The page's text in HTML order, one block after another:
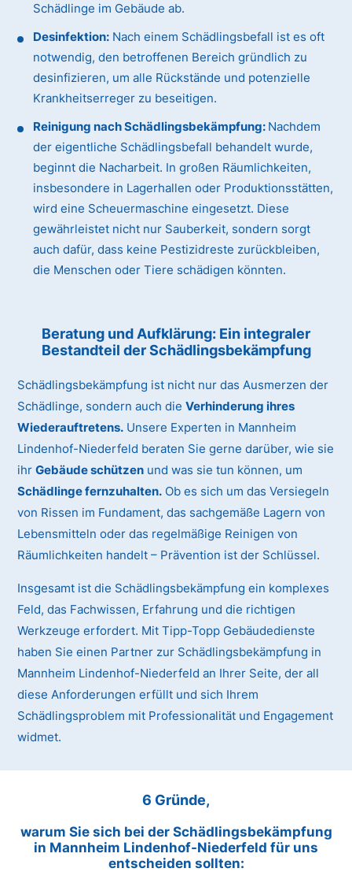
Schädlinge im Gebäude ab.
Desinfektion: Nach einem Schädlingsbefall ist es oft
notwendig, den betroffenen Bereich gründlich zu
desinfizieren, um alle Rückstände und potenzielle
Krankheitserreger zu beseitigen.
Reinigung nach Schädlingsbekämpfung: Nachdem
der eigentliche Schädlingsbefall behandelt wurde,
beginnt die Nacharbeit. In großen Räumlichkeiten,
insbesondere in Lagerhallen oder Produktionsstätten,
wird eine Scheuermaschine eingesetzt. Diese
gewährleistet nicht nur Sauberkeit, sondern sorgt
auch dafür, dass keine Pestizidreste zurückbleiben,
die Menschen oder Tiere schädigen könnten.
Beratung und Aufklärung: Ein integraler
Bestandteil der Schädlingsbekämpfung
Schädlingsbekämpfung ist nicht nur das Ausmerzen der
Schädlinge, sondern auch dieVerhinderung ihres
Wiederauftretens. Unsere Experten in Mannheim
Lindenhof-Niederfeld beraten Sie gerne darüber, wie sie
ihrGebäude schützen und was sie tun können, um
Schädlinge fernzuhalten. Ob es sich um das Versiegeln
von Rissen im Fundament, das sachgemäße Lagern von
Lebensmitteln oder das regelmäßige Reinigen von
Räumlichkeiten handelt – Prävention ist der Schlüssel.
Insgesamt ist die Schädlingsbekämpfung ein komplexes
Feld, das Fachwissen, Erfahrung und die richtigen
Werkzeuge erfordert. Mit Tipp-Topp Gebäudedienste
haben Sie einen Partner zur Schädlingsbekämpfung in
Mannheim Lindenhof-Niederfeld an Ihrer Seite, der all
diese Anforderungen erfüllt und sich Ihrem
Schädlingsproblem mit Professionalität und Engagement
widmet.
6 Gründe,
warum Sie sich bei der Schädlingsbekämpfung
in Mannheim Lindenhof-Niederfeld für uns
entscheiden sollten: